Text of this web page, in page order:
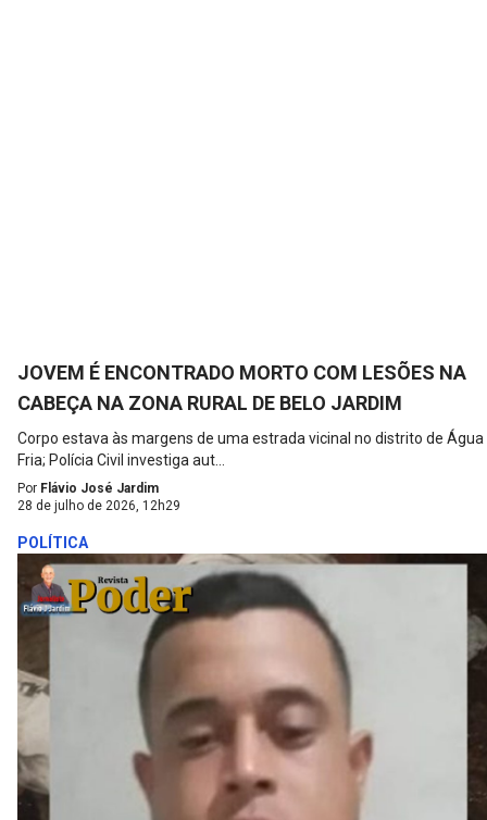
JOVEM É ENCONTRADO MORTO COM LESÕES NA
CABEÇA NA ZONA RURAL DE BELO JARDIM
Corpo estava às margens de uma estrada vicinal no distrito de Água
Fria; Polícia Civil investiga aut...
Por Flávio José Jardim
28 de julho de 2026, 12h29
POLÍTICA